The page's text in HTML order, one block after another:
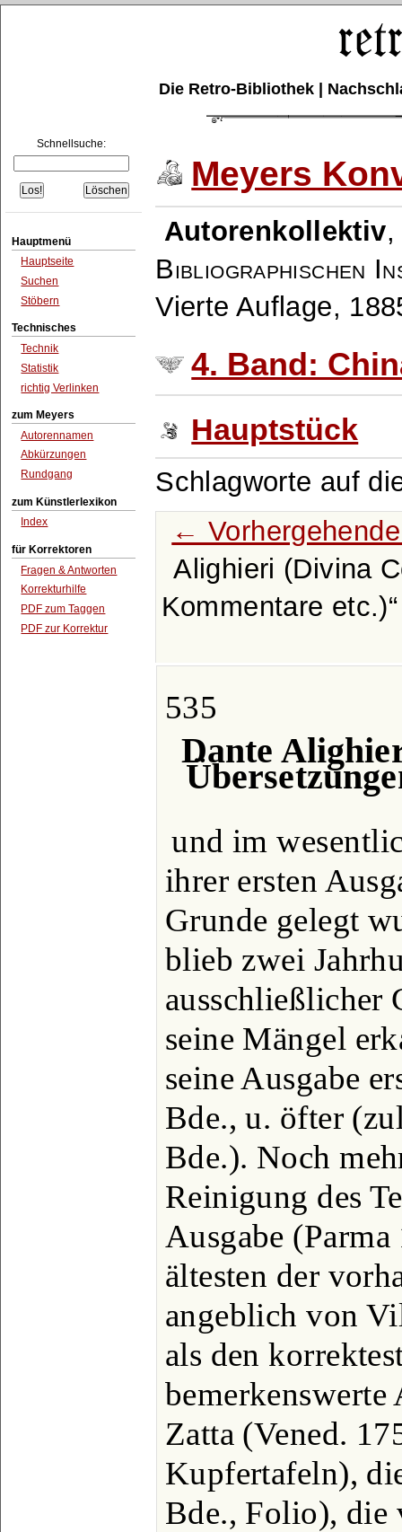
Die Retro-Bibliothek |
Schnellsuche:
Hauptmenü
Hauptseite
Suchen
Stöbern
Technisches
Technik
Statistik
richtig Verlinken
zum Meyers
Autorennamen
Abkürzungen
Rundgang
zum Künstlerlexikon
Index
für Korrektoren
Fragen & Antworten
Korrekturhilfe
PDF zum Taggen
PDF zur Korrektur
Meyers
Autorenkollektiv
Bibliographischen
Vierte Auflage,
4. Band:
Hauptstück
Schlagworte auf
←
Alighieri (Divina
Kommentare etc.)
535
Dante
und im
ihrer ersten
Grunde gelegt
blieb zwei
ausschließlicher
seine Mängel
seine Ausgabe
Bde., u. öfter
Bde.). Noch
Reinigung des
Ausgabe
ältesten der
angeblich von
als den
Zatta (Vened.
Kupfertafeln),
Bde., Folio),